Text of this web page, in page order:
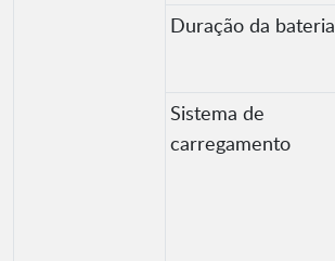
Duração da bateria
Sistema de
carregamento